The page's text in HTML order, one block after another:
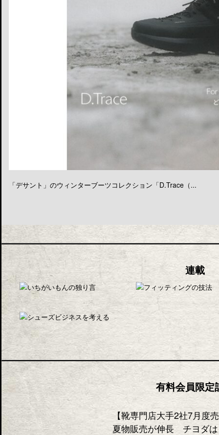
「デサント」のウィンターブーツコレクション「D.Trace（...
連載
有料会員限定
【靴専門店大手2社7月度
夏物販売が伸長 チヨダ